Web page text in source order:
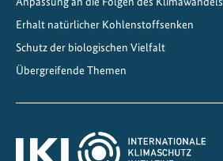
Erhalt natürlicher Kohlenstoffsenken
Schutz der biologischen Vielfalt
Übergreifende Themen